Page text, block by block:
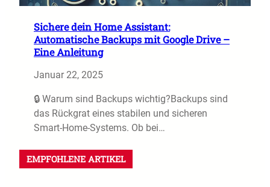
Sichere dein Home Assistant:
Automatische Backups mit Google Drive –
Eine Anleitung
Januar 22, 2025
🔒 Warum sind Backups wichtig?Backups sind
das Rückgrat eines stabilen und sicheren
Smart-Home-Systems. Ob bei…
EMPFOHLENE ARTIKEL